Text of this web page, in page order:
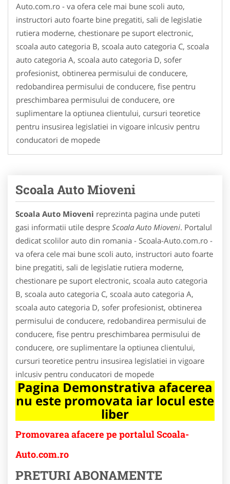
Auto.com.ro - va ofera cele mai bune scoli auto,
instructori auto foarte bine pregatiti, sali de legislatie
rutiera moderne, chestionare pe suport electronic,
scoala auto categoria B, scoala auto categoria C, scoala
auto categoria A, scoala auto categoria D, sofer
profesionist, obtinerea permisului de conducere,
redobandirea permisului de conducere, fise pentru
preschimbarea permisului de conducere, ore
suplimentare la optiunea clientului, cursuri teoretice
pentru insusirea legislatiei in vigoare inlcusiv pentru
conducatori de mopede
Scoala Auto Mioveni
Scoala Auto Mioveni reprezinta pagina unde puteti
gasi informatii utile despre Scoala Auto Mioveni. Portalul
dedicat scolilor auto din romania - Scoala-Auto.com.ro -
va ofera cele mai bune scoli auto, instructori auto foarte
bine pregatiti, sali de legislatie rutiera moderne,
chestionare pe suport electronic, scoala auto categoria
B, scoala auto categoria C, scoala auto categoria A,
scoala auto categoria D, sofer profesionist, obtinerea
permisului de conducere, redobandirea permisului de
conducere, fise pentru preschimbarea permisului de
conducere, ore suplimentare la optiunea clientului,
cursuri teoretice pentru insusirea legislatiei in vigoare
inlcusiv pentru conducatori de mopede
Pagina Demonstrativa afacerea
nu este promovata iar locul este
liber
Promovarea afacere pe portalul Scoala-
Auto.com.ro
PRETURI ABONAMENTE